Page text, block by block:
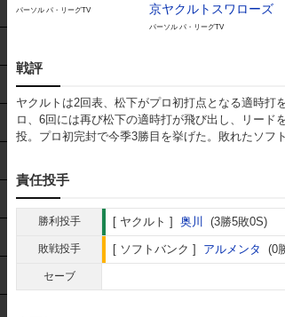
パーソル パ・リーグTV
京ヤクルトスワローズ
パーソル パ・リーグTV
戦評
ヤクルトは2回表、松下がプロ初打点となる適時打
ロ、6回には再び松下の適時打が飛び出し、リー
投。プロ初完封で今季3勝目を挙げた。敗れたソフ
責任投手
勝利投手 ヤクルト 奥川 (3勝5敗0S)
敗戦投手 ソフトバンク アルメンタ (0
セーブ